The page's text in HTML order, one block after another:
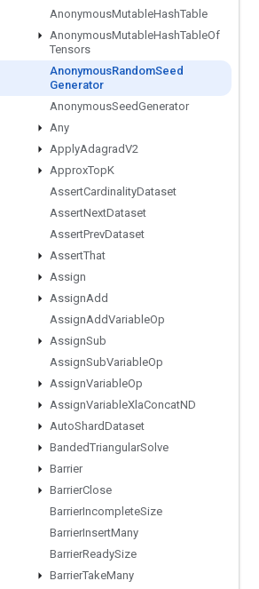
AnonymousMutableHashTable
AnonymousMutableHashTableOf
Tensors
AnonymousRandomSeed
Generator
AnonymousSeedGenerator
Any
ApplyAdagradV2
ApproxTopK
AssertCardinalityDataset
AssertNextDataset
AssertPrevDataset
AssertThat
Assign
AssignAdd
AssignAddVariableOp
AssignSub
AssignSubVariableOp
AssignVariableOp
AssignVariableXlaConcatND
AutoShardDataset
BandedTriangularSolve
Barrier
BarrierClose
BarrierIncompleteSize
BarrierInsertMany
BarrierReadySize
BarrierTakeMany